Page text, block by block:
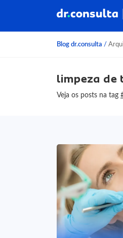
Blog dr.consulta /
limpeza de
Veja os posts na tag